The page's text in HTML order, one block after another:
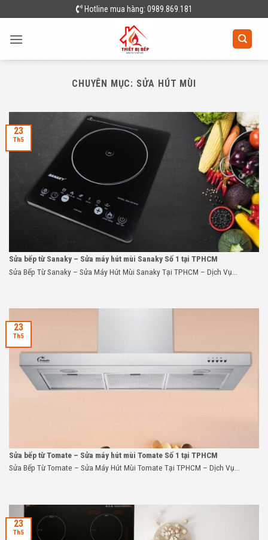
to
content
Hotline mua hàng: 0989.869.181
CHUYÊN MỤC: SỬA HÚT MÙI
Sửa bếp từ Sanaky – Sửa máy hút mùi Sanaky Số 1 tại TPHCM
Sửa Bếp Từ Sanaky – Sửa Máy Hút Mùi Sanaky Tại TPHCM – Dịch Vụ...
23
Th5
Sửa bếp từ Tomate – Sửa máy hút mùi Tomate Số 1 tại TPHCM
Sửa Bếp Từ Tomate – Sửa Máy Hút Mùi Tomate Tại TPHCM – Dịch Vụ...
23
Th5
23
Th5